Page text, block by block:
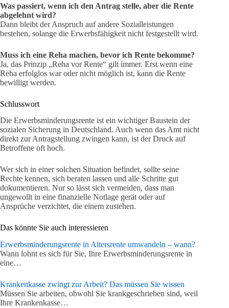
Was passiert, wenn ich den Antrag stelle, aber die Rente
abgelehnt wird?
Dann bleibt der Anspruch auf andere Sozialleistungen
bestehen, solange die Erwerbsfähigkeit nicht festgestellt wird.
Muss ich eine Reha machen, bevor ich Rente bekomme?
Ja, das Prinzip „Reha vor Rente“ gilt immer. Erst wenn eine
Reha erfolglos war oder nicht möglich ist, kann die Rente
bewilligt werden.
Schlusswort
Die Erwerbsminderungsrente ist ein wichtiger Baustein der
sozialen Sicherung in Deutschland. Auch wenn das Amt nicht
direkt zur Antragstellung zwingen kann, ist der Druck auf
Betroffene oft hoch.
Wer sich in einer solchen Situation befindet, sollte seine
Rechte kennen, sich beraten lassen und alle Schritte gut
dokumentieren. Nur so lässt sich vermeiden, dass man
ungewollt in eine finanzielle Notlage gerät oder auf
Ansprüche verzichtet, die einem zustehen.
Das könnte Sie auch interessieren
Erwerbsminderungsrente in Altersrente umwandeln – wann?
Wann lohnt es sich für Sie, Ihre Erwerbsminderungsrente in
eine…
Krankenkasse zwingt zur Arbeit? Das müssen Sie wissen
Müssen Sie arbeiten, obwohl Sie krankgeschrieben sind, weil
Ihre Krankenkasse…